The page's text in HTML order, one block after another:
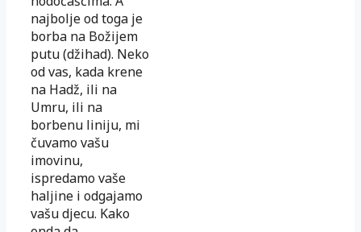
najbolje od toga je
borba na Božijem
putu (džihad). Neko
od vas, kada krene
na Hadž, ili na
Umru, ili na
borbenu liniju, mi
čuvamo vašu
imovinu,
ispredamo vaše
haljine i odgajamo
vašu djecu. Kako